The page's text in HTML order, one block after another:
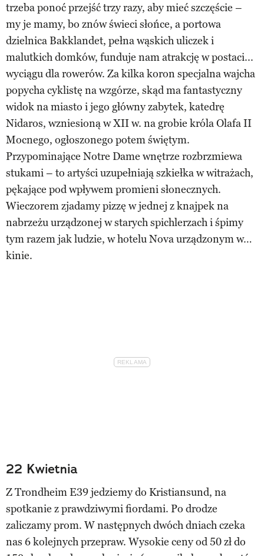
trzeba ponoć przejść trzy razy, aby mieć szczęście –
my je mamy, bo znów świeci słońce, a portowa
dzielnica Bakklandet, pełna wąskich uliczek i
malutkich domków, funduje nam atrakcję w postaci...
wyciągu dla rowerów. Za kilka koron specjalna wajcha
popycha cyklistę na wzgórze, skąd ma fantastyczny
widok na miasto i jego główny zabytek, katedrę
Nidaros, wzniesioną w XII w. na grobie króla Olafa II
Mocnego, ogłoszonego potem świętym.
Przypominające Notre Dame wnętrze rozbrzmiewa
stukami – to artyści uzupełniają szkiełka w witrażach,
pękające pod wpływem promieni słonecznych.
Wieczorem zjadamy pizzę w jednej z knajpek na
nabrzeżu urządzonej w starych spichlerzach i śpimy
tym razem jak ludzie, w hotelu Nova urządzonym w…
kinie.
22 Kwietnia
Z Trondheim E39 jedziemy do Kristiansund, na
spotkanie z prawdziwymi fiordami. Po drodze
zaliczamy prom. W następnych dwóch dniach czeka
nas 6 kolejnych przepraw. Wysokie ceny od 50 zł do